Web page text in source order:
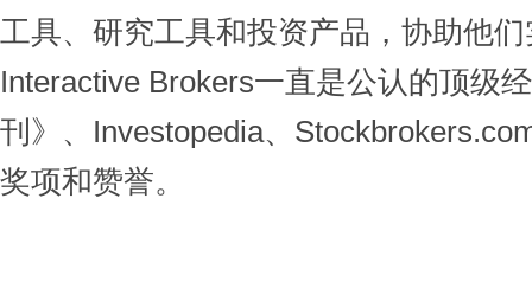
工具、研究工具和投资产品，协助他
Interactive Brokers一直是公认的顶级
刊》、Investopedia、
奖项和赞誉。